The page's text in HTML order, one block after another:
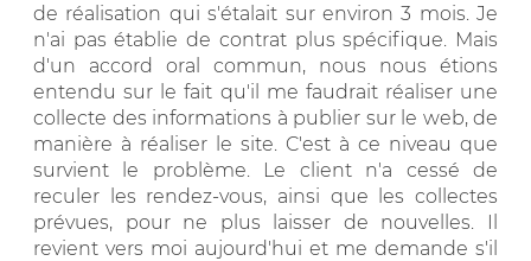
de réalisation qui s'étalait sur environ 3 mois. Je
n'ai pas établie de contrat plus spécifique. Mais
d'un accord oral commun, nous nous étions
entendu sur le fait qu'il me faudrait réaliser une
collecte des informations à publier sur le web, de
manière à réaliser le site. C'est à ce niveau que
survient le problème. Le client n'a cessé de
reculer les rendez-vous, ainsi que les collectes
prévues, pour ne plus laisser de nouvelles. Il
revient vers moi aujourd'hui et me demande s'il